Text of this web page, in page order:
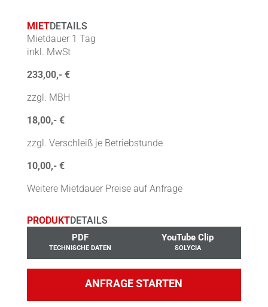
MIETDETAILS
Mietdauer 1 Tag
inkl. MwSt
233,00,- €
zzgl. MBH
18,00,- €
zzgl. Verschleiß je Betriebstunde
10,00,- €
Weitere Mietdauer Preise auf Anfrage
PRODUKTDETAILS
PDF
TECHNISCHE DATEN
YouTube Clip
SOLYCIA
ANFRAGE STARTEN